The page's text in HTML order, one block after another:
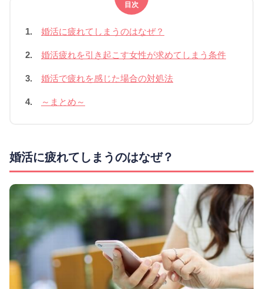
目次
1. 婚活に疲れてしまうのはなぜ？
2. 婚活疲れを引き起こす女性が求めてしまう条件
3. 婚活で疲れを感じた場合の対処法
4. ～まとめ～
婚活に疲れてしまうのはなぜ？